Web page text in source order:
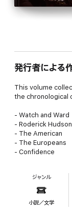
発行者による
This volume
the chronological
- Watch and Ward
- Roderick Hudson
- The American
- The Europeans
- Confidence
- The Bostonians
- The Princess
- The Reverberator
- The Tragic Muse
ジャンル
小説／文学